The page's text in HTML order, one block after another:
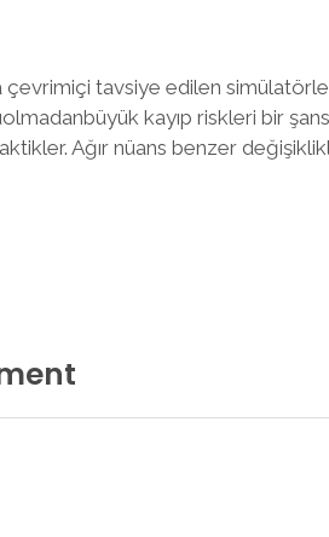
çevrimiçi tavsiye edilen
kayıp riskleri bir
Ağır nüans benzer